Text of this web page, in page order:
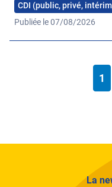
CDI (public, privé,
Publiée le 07/08/2026
1
La